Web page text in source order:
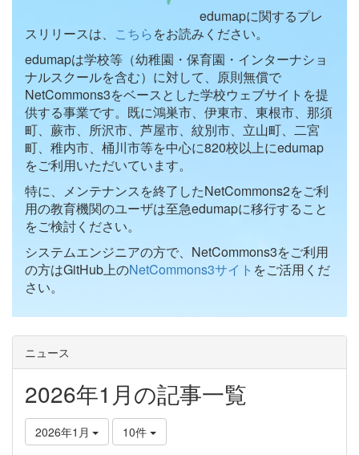
edumapに関するプレ
スリリースは、 こちらをお読みください。
edumapは学校等（幼稚園・保育園・インターナショ
ナルスクールを含む）に対して、原則無償で
NetCommons3をベースとした学校ウェブサイトを提
供する事業です。既に鴻巣市、伊東市、東根市、那須
町、蕨市、所沢市、芦屋市、紋別市、立山町、二宮
町、稚内市、桶川市等を中心に820校以上にedumap
をご利用いただいています。
特に、メンテナンスを終了したNetCommons2をご利
用の教育機関のユーザは至急edumapに移行すること
をご検討ください。
システムエンジニアの方で、NetCommons3をご利用
の方はGitHub上のNetCommons3サイト をご活用くだ
さい。
ニュース
2026年1月の記事一覧
2026年1月 10件